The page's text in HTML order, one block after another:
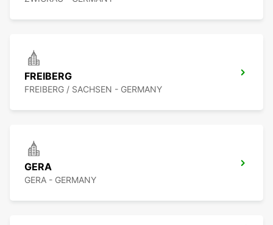
FREIBERG
FREIBERG / SACHSEN - GERMANY
GERA
GERA - GERMANY